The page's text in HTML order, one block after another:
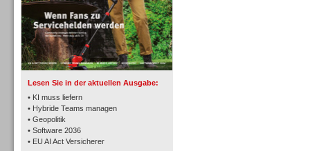
Lesen Sie in der aktuellen Ausgabe:
• KI muss liefern
• Hybride Teams managen
• Geopolitik
• Software 2036
• EU AI Act Versicherer
TK- und ACD-Systeme
Workforce-Management